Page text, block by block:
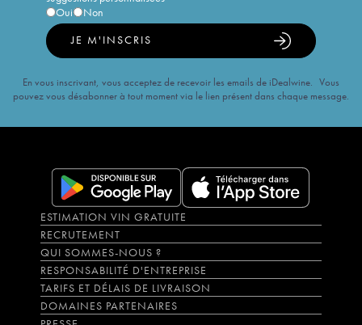
Oui
Non
JE M'INSCRIS
En vous inscrivant, vous acceptez de recevoir les emails de iDealwine. Vous
pouvez vous désabonner à tout moment via le lien présent dans chaque message.
ESTIMATION VIN GRATUITE
RECRUTEMENT
QUI SOMMES-NOUS ?
RESPONSABILITÉ D'ENTREPRISE
TARIFS ET DÉLAIS DE LIVRAISON
DOMAINES PARTENAIRES